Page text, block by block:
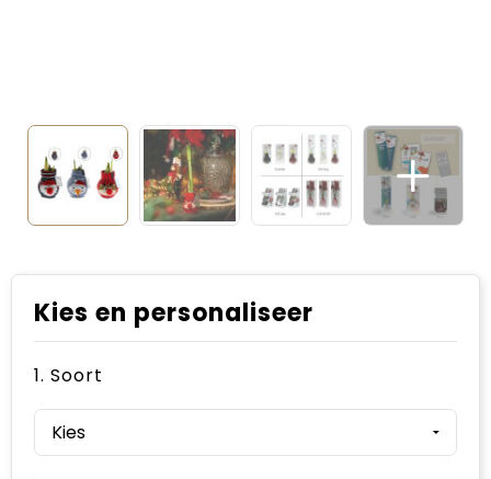
Kies en personaliseer
1. Soort